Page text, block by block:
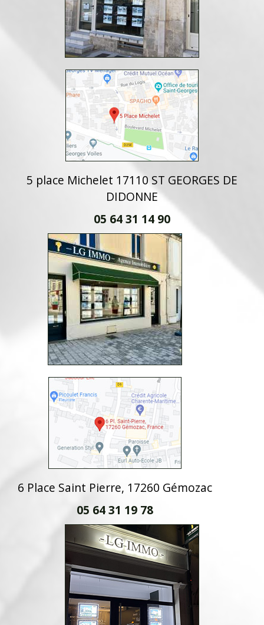
5 place Michelet 17110 ST GEORGES DE
DIDONNE
05 64 31 14 90
6 Place Saint Pierre, 17260 Gémozac
05 64 31 19 78